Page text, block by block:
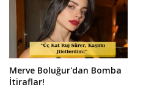
Merve Boluğur'dan Bomba
İtiraflar!